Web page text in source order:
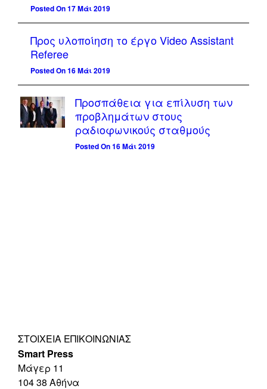
Posted On 17 Μάι 2019
Προς υλοποίηση το έργο Video Assistant
Referee
Posted On 16 Μάι 2019
Προσπάθεια για επίλυση των
προβλημάτων στους
ραδιοφωνικούς σταθμούς
Posted On 16 Μάι 2019
ΣΤΟΙΧΕΊΑ ΕΠΙΚΟΙΝΩΝΊΑΣ
Smart Press
Mάγερ 11
104 38 Αθήνα